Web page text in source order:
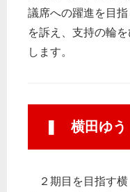
議席への躍進を目
を訴え、支持の輪
します。
❚ 横田ゆう
２期目を目指す横